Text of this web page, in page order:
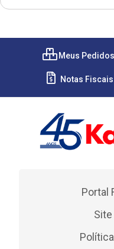
Meus Pedidos
Notas Fiscais
Portal